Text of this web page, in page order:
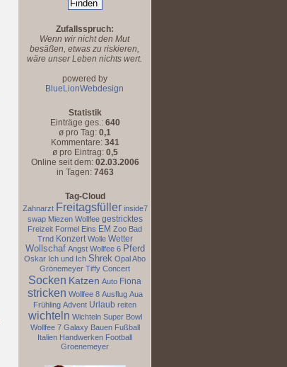
Zufallsspruch:
Wenn wir nicht den Mut
besäßen, etwas zu riskieren,
wäre unser Leben nichts wert.
powered by
BlueLionWebdesign
Statistik
Einträge ges.: 640
ø pro Tag: 0,1
Kommentare: 341
ø pro Eintrag: 0,5
Online seit dem: 02.03.2006
in Tagen: 7463
Tag-Cloud
Zahnarzt Freitagsfüller inside7
swap Miezen Wollfee gestricktes
Freizeit Formel Eins EM Zoo Bad
Trnd Konzert Wolle Wetter
Wollschaf Angst Wollfee 6 Pferd
Oskar Ich und Ich Shrek Opal Abo
Grönemeyer Tiffy Concert
Socken Katzen Auto Fiona
stricken Wollfee 8 Ausflug Aua
Frühling Advent Urlaub reiten
wichteln Wichteln Super Bowl
Wollfee 7 Galaxy Bauen Fußball
Italien Handwerken Football
Groenemeyer